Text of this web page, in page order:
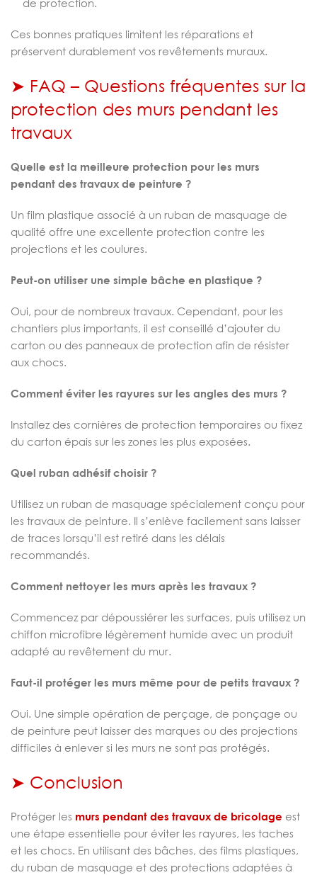
de protection.
Ces bonnes pratiques limitent les réparations et
préservent durablement vos revêtements muraux.
➤ FAQ – Questions fréquentes sur la
protection des murs pendant les
travaux
Quelle est la meilleure protection pour les murs
pendant des travaux de peinture ?
Un film plastique associé à un ruban de masquage de
qualité offre une excellente protection contre les
projections et les coulures.
Peut-on utiliser une simple bâche en plastique ?
Oui, pour de nombreux travaux. Cependant, pour les
chantiers plus importants, il est conseillé d’ajouter du
carton ou des panneaux de protection afin de résister
aux chocs.
Comment éviter les rayures sur les angles des murs ?
Installez des cornières de protection temporaires ou fixez
du carton épais sur les zones les plus exposées.
Quel ruban adhésif choisir ?
Utilisez un ruban de masquage spécialement conçu pour
les travaux de peinture. Il s’enlève facilement sans laisser
de traces lorsqu’il est retiré dans les délais
recommandés.
Comment nettoyer les murs après les travaux ?
Commencez par dépoussiérer les surfaces, puis utilisez un
chiffon microfibre légèrement humide avec un produit
adapté au revêtement du mur.
Faut-il protéger les murs même pour de petits travaux ?
Oui. Une simple opération de perçage, de ponçage ou
de peinture peut laisser des marques ou des projections
difficiles à enlever si les murs ne sont pas protégés.
➤ Conclusion
Protéger les murs pendant des travaux de bricolage est
une étape essentielle pour éviter les rayures, les taches
et les chocs. En utilisant des bâches, des films plastiques,
du ruban de masquage et des protections adaptées à